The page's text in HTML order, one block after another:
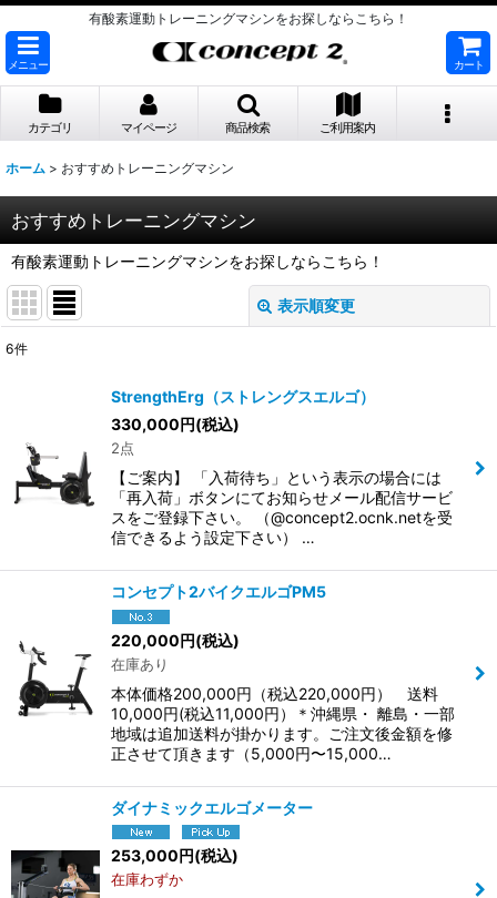
有酸素運動トレーニングマシンをお探しならこちら！
メニュー カート
カテゴリ マイページ 商品検索 ご利用案内
ホーム > おすすめトレーニングマシン
おすすめトレーニングマシン
有酸素運動トレーニングマシンをお探しならこちら！
表示順変更
絞り込む
6件
StrengthErg（ストレングスエルゴ）
330,000円(税込)
2点
【ご案内】 「入荷待ち」という表示の場合には
「再入荷」ボタンにてお知らせメール配信サービ
スをご登録下さい。 （@concept2.ocnk.netを受
信できるよう設定下さい） …
コンセプト2バイクエルゴPM5
220,000円(税込)
在庫あり
本体価格200,000円（税込220,000円） 送料
10,000円(税込11,000円）＊沖縄県・ 離島・一部
地域は追加送料が掛かります。ご注文後金額を修
正させて頂きます（5,000円〜15,000…
ダイナミックエルゴメーター
253,000円(税込)
在庫わずか